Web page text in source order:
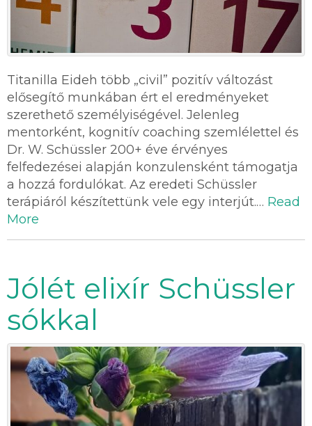
Titanilla Eideh több „civil” pozitív változást
elősegítő munkában ért el eredményeket
szerethető személyiségével. Jelenleg
mentorként, kognitív coaching szemlélettel és
Dr. W. Schüssler 200+ éve érvényes
felfedezései alapján konzulensként támogatja
a hozzá fordulókat. Az eredeti Schüssler
terápiáról készítettünk vele egy interjút.… Read
More
Jólét elixír Schüssler
sókkal